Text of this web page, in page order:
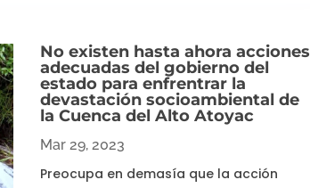
No existen hasta ahora acciones
adecuadas del gobierno del
estado para enfrentrar la
devastación socioambiental de
la Cuenca del Alto Atoyac
Mar 29, 2023
Preocupa en demasía que la acción